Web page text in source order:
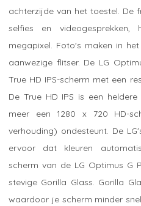
achterzijde van het toestel. De
selfies en
megapixel. Foto's maken in
aanwezige flitser. De LG
True HD IPS-scherm met een
De True HD IPS is een
meer een 1280 x 720 HD-
verhouding) ondesteunt. De
ervoor dat kleuren
scherm van de LG Optimus G
stevige Gorilla Glass. Gorilla
waardoor je scherm minder